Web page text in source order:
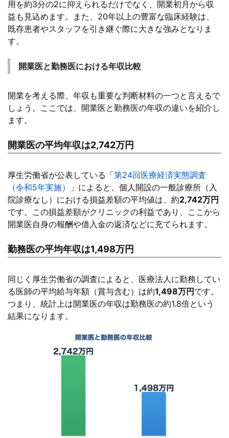
用を約3分の2に抑えられるだけでなく、開業初月から収
益も見込めます。また、20年以上の豊富な臨床経験は、
既存患者やスタッフを引き継ぐ際に大きな強みとなりま
す。
開業医と勤務医における年収比較
開業を考える際、年収も重要な判断材料の一つと言えるで
しょう。ここでは、開業医と勤務医の年収の違いを紹介し
ます。
開業医の平均年収は2,742万円
厚生労働省が公表している「第24回医療経済実態調査
（令和5年実施）
」によると、個人開設の一般診療所（入
院診療なし）における損益差額の平均値は、約2,742万円
です。この損益差額がクリニックの利益であり、ここから
開業医自身の報酬や借入金の返済などに充てられます。
勤務医の平均年収は1,498万円
同じく厚生労働省の調査によると、医療法人に勤務してい
る医師の平均給与年額（賞与含む）は約1,498万円 です。
つまり、統計上は開業医の年収は勤務医の約1.8倍という
結果になります。